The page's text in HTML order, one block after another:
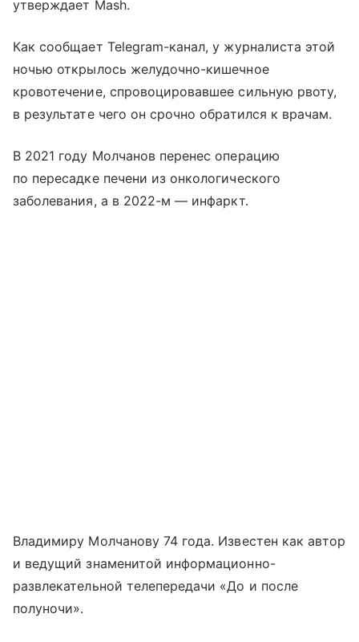
утверждает Mash.
Как сообщает Telegram-канал, у журналиста этой
ночью открылось желудочно-кишечное
кровотечение, спровоцировавшее сильную рвоту,
в результате чего он срочно обратился к врачам.
В 2021 году Молчанов перенес операцию
по пересадке печени из онкологического
заболевания, а в 2022-м — инфаркт.
Владимиру Молчанову 74 года. Известен как автор
и ведущий знаменитой информационно-
развлекательной телепередачи «До и после
полуночи».